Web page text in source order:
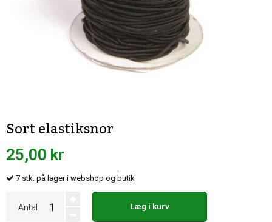
Sort elastiksnor
25,00 kr
7 stk. på lager i webshop og butik
Antal Læg i kurv